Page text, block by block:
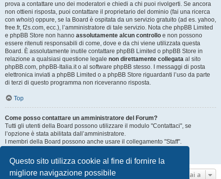
Questo sito utilizza cookie al fine di fornire la
migliore navigazione possibile
prova a contattare uno dei moderatori e chiedi a chi puoi rivolgerti. Se ancora
non ottieni risposta, puoi contattare il proprietario del dominio (fai una ricerca
con whois) oppure, se la Board è ospitata da un servizio gratuito (ad es. yahoo,
free.fr, f2s.com, ecc.), l’amministratore di tale servizio. Nota che phpBB Limited
e phpBB Store non hanno assolutamente alcun controllo e non possono
essere ritenuti responsabili di come, dove e da chi viene utilizzata questa
Board. È assolutamente inutile contattare phpBB Limited o phpBB Store in
relazione a qualsiasi questione legale non direttamente collegata al sito
phpBB.com, phpBB-Italia.it o al software phpBB stesso. I messaggi di posta
elettronica inviati a phpBB Limited o a phpBB Store riguardanti l’uso da parte
di terzi di questo programma non riceveranno risposta.
Top
Come posso contattare un amministratore del Forum?
Tutti gli utenti della Board possono utilizzare il modulo "Contattaci", se
l’opzione è stata abilitata dall’amministratore.
I membri della Board possono anche usare il collegamento "Staff".
Top
Vai a